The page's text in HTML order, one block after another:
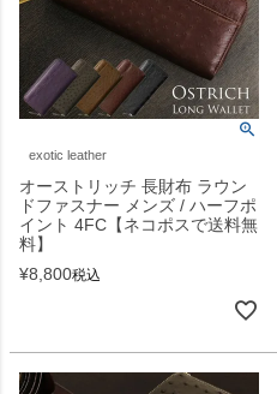
exotic leather
オーストリッチ 長財布 ラウン
ドファスナー メンズ / ハーフポ
イント 4FC【ネコポスで送料無
料】
¥8,800税込